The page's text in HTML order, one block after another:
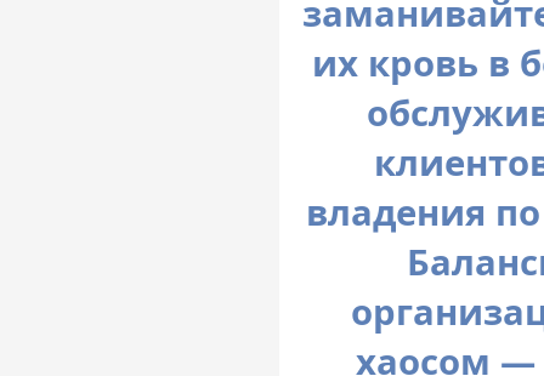
их кровь в
владения
хаосом —